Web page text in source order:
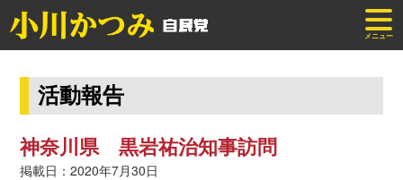
メニュー
活動報告
神奈川県 黒岩祐治知事訪問
掲載日：2020年7月30日